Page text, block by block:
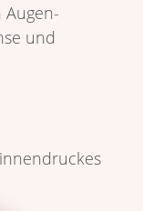
Augen­
und